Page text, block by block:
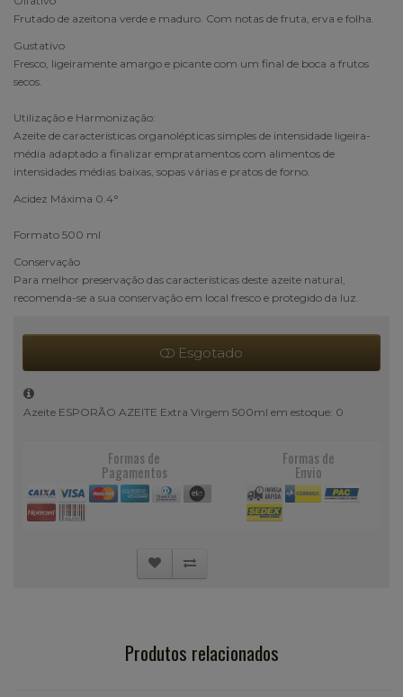
Frutado de azeitona verde e maduro. Com notas de fruta, erva e folha.
Gustativo
Fresco, ligeiramente amargo e picante com um final de boca a frutos
secos.
Utilização e Harmonização:
Azeite de características organolépticas simples de intensidade ligeira-
média adaptado a finalizar empratamentos com alimentos de
intensidades médias baixas, sopas várias e pratos de forno.
Acidez Máxima 0.4°
Formato 500 ml
Conservação
Para melhor preservação das características deste azeite natural,
recomenda-se a sua conservação em local fresco e protegido da luz.
Esgotado
Azeite ESPORÃO AZEITE Extra Virgem 500ml em estoque: 0
Formas de
Pagamentos
Formas de
Envio
Produtos relacionados